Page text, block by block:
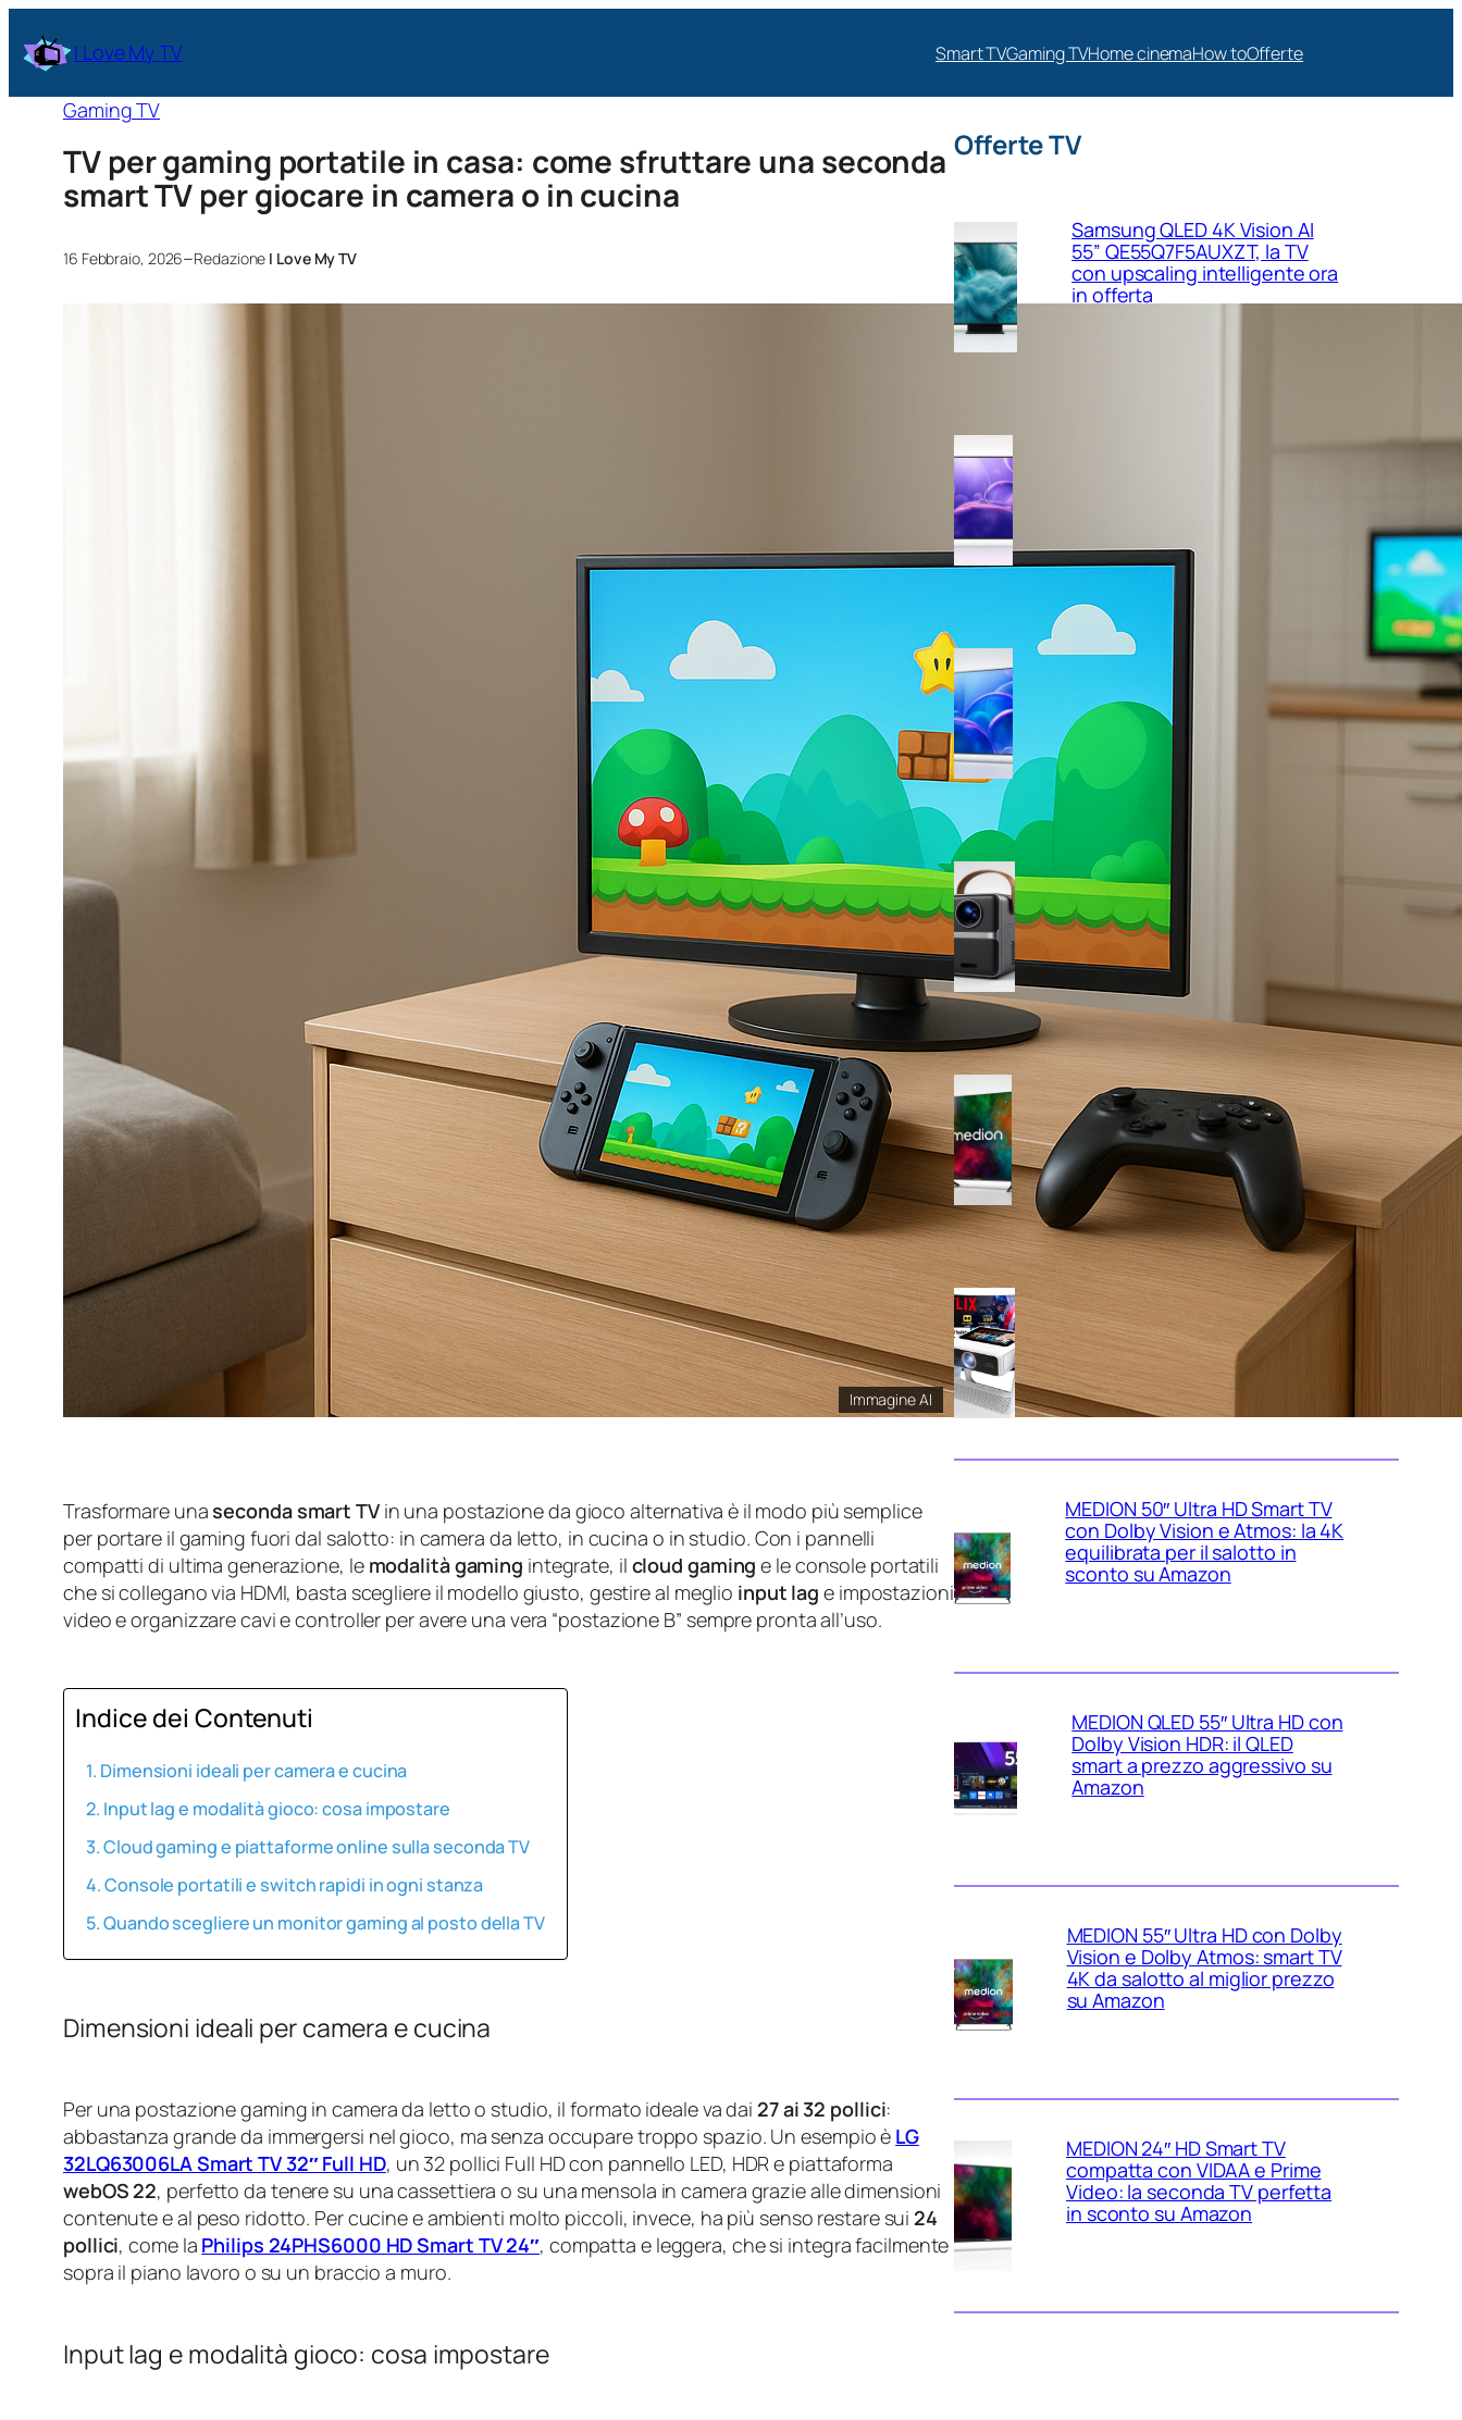
I Love My TV Smart TVGaming TVHome cinemaHow toOfferte
Gaming TV
TV per gaming portatile in casa: come sfruttare una seconda
smart TV per giocare in camera o in cucina
16 Febbraio, 2026–Redazione I Love My TV
Immagine AI
Trasformare unaseconda smart TVin una postazione da gioco alternativa è il modo più semplice
per portare il gaming fuori dal salotto: in camera da letto, in cucina o in studio. Con i pannelli
compatti di ultima generazione, le modalità gaming integrate, il cloud gaming e le console portatili
che si collegano via HDMI, basta scegliere il modello giusto, gestire al meglio input lag e impostazioni
video e organizzare cavi e controller per avere una vera “postazione B” sempre pronta all’uso.
Indice dei Contenuti
Dimensioni ideali per camera e cucina
Input lag e modalità gioco: cosa impostare
Cloud gaming e piattaforme online sulla seconda TV
Console portatili e switch rapidi in ogni stanza
Quando scegliere un monitor gaming al posto della TV
Dimensioni ideali per camera e cucina
Per una postazione gaming in camera da letto o studio, il formato ideale va dai 27 ai 32 pollici:
abbastanza grande da immergersi nel gioco, ma senza occupare troppo spazio. Un esempio è LG
32LQ63006LA Smart TV 32″ Full HD, un 32 pollici Full HD con pannello LED, HDR e piattaforma
webOS 22, perfetto da tenere su una cassettiera o su una mensola in camera grazie alle dimensioni
contenute e al peso ridotto. Per cucine e ambienti molto piccoli, invece, ha più senso restare sui 24
pollici, come la Philips 24PHS6000 HD Smart TV 24″, compatta e leggera, che si integra facilmente
sopra il piano lavoro o su un braccio a muro.
Input lag e modalità gioco: cosa impostare
Offerte TV
Samsung QLED 4K Vision AI
55” QE55Q7F5AUXZT, la TV
con upscaling intelligente ora
in offerta
Samsung Crystal UHD 4K 55”
UE55U7000FUXZT, smart TV
2025 perfetta per il salotto a
prezzo ribassato
WiMiUS proiettore portatile 4K
smart con Netflix ready, il mini
cinema tascabile in promo su
Amazon
Medion 55″ QLED 4K
MD855701, smart TV completa
con Dolby Vision e app
integrate in offerta su Amazon
Mini proiettore smart 4K con
WiFi 6 e touchscreen, il
compatto perfetto per il
cinema in ogni stanza
MEDION 50″ Ultra HD Smart TV
con Dolby Vision e Atmos: la 4K
equilibrata per il salotto in
sconto su Amazon
MEDION QLED 55″ Ultra HD con
Dolby Vision HDR: il QLED
smart a prezzo aggressivo su
Amazon
MEDION 55″ Ultra HD con Dolby
Vision e Dolby Atmos: smart TV
4K da salotto al miglior prezzo
su Amazon
MEDION 24″ HD Smart TV
compatta con VIDAA e Prime
Video: la seconda TV perfetta
in sconto su Amazon